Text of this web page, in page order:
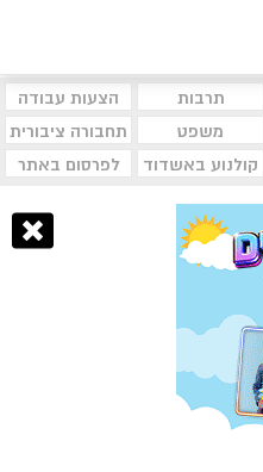
תרבות
הצעות עבודה
משפט
תחבורה ציבורית
קולנוע באשדוד לפרסום באתר